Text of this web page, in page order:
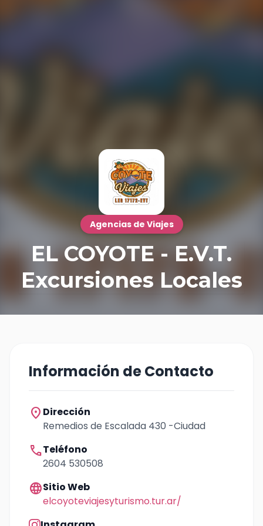
Agencias de Viajes
EL COYOTE - E.V.T.
Excursiones Locales
Información de Contacto
location_on Dirección
Remedios de Escalada 430 -Ciudad
callTeléfono
2604 530508
languageSitio Web
elcoyoteviajesyturismo.tur.ar/